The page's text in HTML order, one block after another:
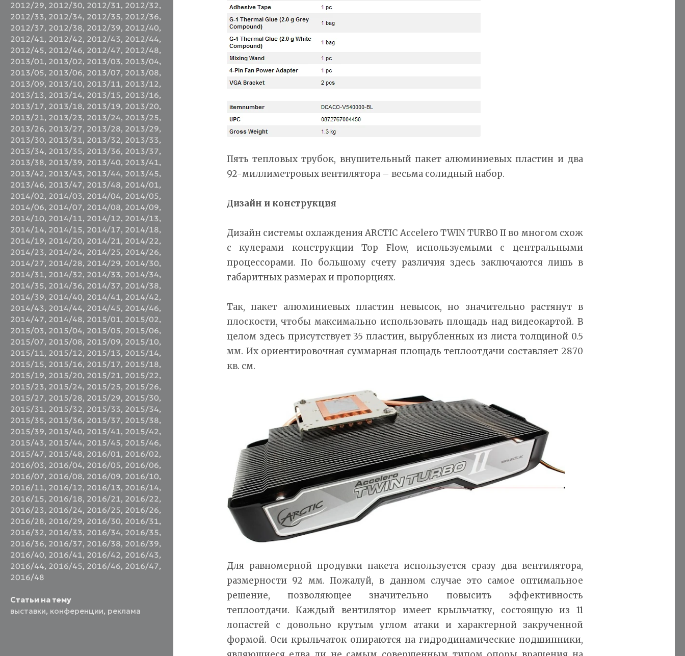
2012/29, 2012/30, 2012/31, 2012/32,
2012/33, 2012/34, 2012/35, 2012/36,
2012/37, 2012/38, 2012/39, 2012/40,
2012/41, 2012/42, 2012/43, 2012/44,
2012/45, 2012/46, 2012/47, 2012/48,
2013/01, 2013/02, 2013/03, 2013/04,
2013/05, 2013/06, 2013/07, 2013/08,
2013/09, 2013/10, 2013/11, 2013/12,
2013/13, 2013/14, 2013/15, 2013/16,
2013/17, 2013/18, 2013/19, 2013/20,
2013/21, 2013/23, 2013/24, 2013/25,
2013/26, 2013/27, 2013/28, 2013/29,
2013/30, 2013/31, 2013/32, 2013/33,
2013/34, 2013/35, 2013/36, 2013/37,
2013/38, 2013/39, 2013/40, 2013/41,
2013/42, 2013/43, 2013/44, 2013/45,
2013/46, 2013/47, 2013/48, 2014/01,
2014/02, 2014/03, 2014/04, 2014/05,
2014/06, 2014/07, 2014/08, 2014/09,
2014/10, 2014/11, 2014/12, 2014/13,
2014/14, 2014/15, 2014/17, 2014/18,
2014/19, 2014/20, 2014/21, 2014/22,
2014/23, 2014/24, 2014/25, 2014/26,
2014/27, 2014/28, 2014/29, 2014/30,
2014/31, 2014/32, 2014/33, 2014/34,
2014/35, 2014/36, 2014/37, 2014/38,
2014/39, 2014/40, 2014/41, 2014/42,
2014/43, 2014/44, 2014/45, 2014/46,
2014/47, 2014/48, 2015/01, 2015/02,
2015/03, 2015/04, 2015/05, 2015/06,
2015/07, 2015/08, 2015/09, 2015/10,
2015/11, 2015/12, 2015/13, 2015/14,
2015/15, 2015/16, 2015/17, 2015/18,
2015/19, 2015/20, 2015/21, 2015/22,
2015/23, 2015/24, 2015/25, 2015/26,
2015/27, 2015/28, 2015/29, 2015/30,
2015/31, 2015/32, 2015/33, 2015/34,
2015/35, 2015/36, 2015/37, 2015/38,
2015/39, 2015/40, 2015/41, 2015/42,
2015/43, 2015/44, 2015/45, 2015/46,
2015/47, 2015/48, 2016/01, 2016/02,
2016/03, 2016/04, 2016/05, 2016/06,
2016/07, 2016/08, 2016/09, 2016/10,
2016/11, 2016/12, 2016/13, 2016/14,
2016/15, 2016/18, 2016/21, 2016/22,
2016/23, 2016/24, 2016/25, 2016/26,
2016/28, 2016/29, 2016/30, 2016/31,
2016/32, 2016/33, 2016/34, 2016/35,
2016/36, 2016/37, 2016/38, 2016/39,
2016/40, 2016/41, 2016/42, 2016/43,
2016/44, 2016/45, 2016/46, 2016/47,
2016/48
Статьи на тему
выставки, конференции, реклама
Пять тепловых трубок, внушительный пакет алюминиевых пластин и два
92-миллиметровых вентилятора – весьма солидный набор.
Дизайн и конструкция
Дизайн системы охлаждения ARCTIC Accelero TWIN TURBO II во многом схож
с кулерами конструкции Top Flow, используемыми с центральными
процессорами. По большому счету различия здесь заключаются лишь в
габаритных размерах и пропорциях.
Так, пакет алюминиевых пластин невысок, но значительно растянут в
плоскости, чтобы максимально использовать площадь над видеокартой. В
целом здесь присутствует 35 пластин, вырубленных из листа толщиной 0.5
мм. Их ориентировочная суммарная площадь теплоотдачи составляет 2870
кв. см.
Для равномерной продувки пакета используется сразу два вентилятора,
размерности 92 мм. Пожалуй, в данном случае это самое оптимальное
решение, позволяющее значительно повысить эффективность
теплоотдачи. Каждый вентилятор имеет крыльчатку, состоящую из 11
лопастей с довольно крутым углом атаки и характерной закрученной
формой. Оси крыльчаток опираются на гидродинамические подшипники,